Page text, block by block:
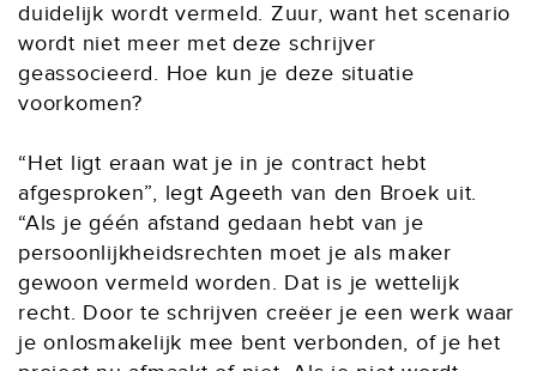
duidelijk wordt vermeld. Zuur, want het scenario
wordt niet meer met deze schrijver
geassocieerd. Hoe kun je deze situatie
voorkomen?
“Het ligt eraan wat je in je contract hebt
afgesproken”, legt Ageeth van den Broek uit.
“Als je géén afstand gedaan hebt van je
persoonlijkheidsrechten moet je als maker
gewoon vermeld worden. Dat is je wettelijk
recht. Door te schrijven creëer je een werk waar
je onlosmakelijk mee bent verbonden, of je het